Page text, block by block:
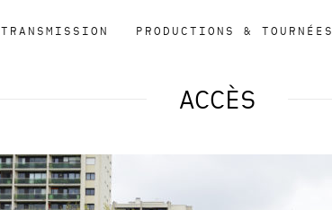
TRANSMISSION PRODUCTIONS & TOURNÉES
ACCÈS